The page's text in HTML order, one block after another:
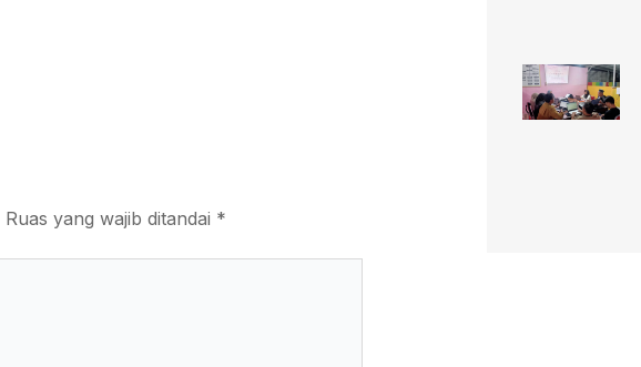
Ruas yang wajib ditandai *